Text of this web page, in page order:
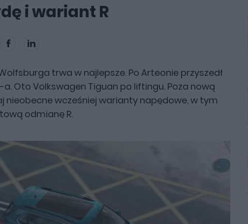
i wariant R
trwa w najlepsze. Po Arteonie przyszedł
Oto Volkswagen Tiguan po liftingu. Poza nową
nieobecne wcześniej warianty napędowe, w tym
odmianę R.